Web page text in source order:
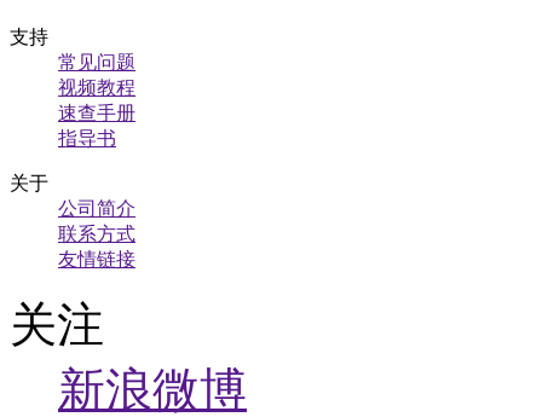
支持
常见问题
视频教程
速查手册
指导书
关于
公司简介
联系方式
友情链接
关注
新浪微博